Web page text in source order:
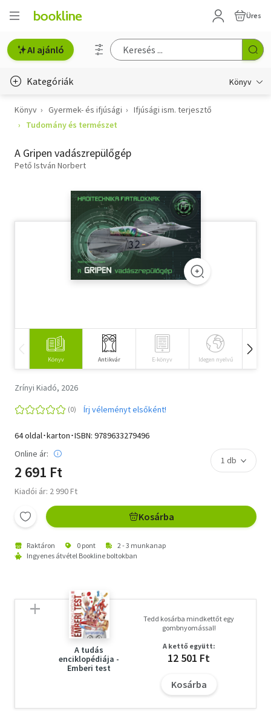
Üres
AI ajánló
Kategóriák Könyv
Életmód, egészség
Gyermek- és ifjúsági
Hobbi, szabadidő
Társadalomtudomány
Természettudomány
Könyv Gyermek- és ifjúsági
Ifjúsági ism. terjesztő
Tudomány és természet
A Gripen vadászrepülőgép
Pető István Norbert
Könyv Antikvár E-könyv Idegen nyelvű
Zrínyi Kiadó, 2026
Írj véleményt elsőként!
64 oldal･karton･ISBN: 9789633279496
Online ár:
2 691 Ft
Kiadói ár: 2 990 Ft
Kosárba
Raktáron 0 pont
2 - 3 munkanap
Ingyenes átvétel Bookline boltokban
A tudás
enciklopédiája -
Emberi test
Tedd kosárba mindkettőt egy
gombnyomással!
A kettő együtt:
12 501 Ft
Kosárba